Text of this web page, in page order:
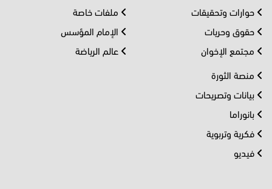
حوارات وتحقيقات
حقوق وحريات
مجتمع الإخوان
ملفات خاصة
الإمام المؤسس
عالم الرياضة
منصة الثورة
بيانات وتصريحات
بانوراما
فكرية وتربوية
فيديو